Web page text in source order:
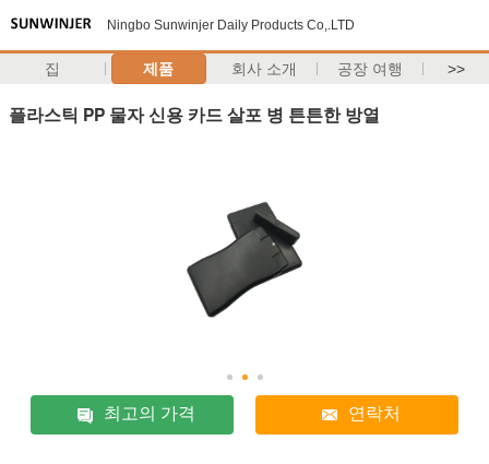
Ningbo Sunwinjer Daily Products Co,.LTD
집 제품 회사 소개 공장 여행 >>
플라스틱 PP 물자 신용 카드 살포 병 튼튼한 방열
최고의 가격 연락처